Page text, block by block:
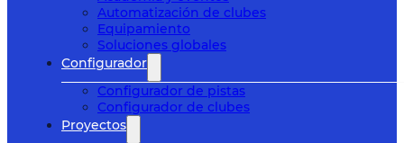
Automatización de clubes
Equipamiento
Soluciones globales
Configurador
Configurador de pistas
Configurador de clubes
Proyectos